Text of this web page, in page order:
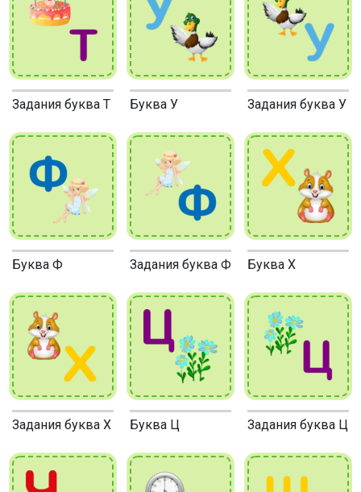
Задания буква Т Буква У Задания буква У
Буква Ф Задания буква Ф Буква Х
Задания буква Х Буква Ц Задания буква Ц